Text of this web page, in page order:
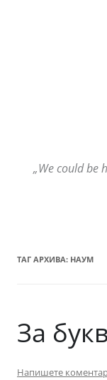
„We could be
ТАГ АРХИВА: НАУМ
За
Напишете